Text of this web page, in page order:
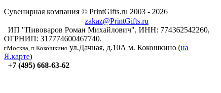
Сувенирная компания © PrintGifts.ru 2003 - 2026
zakaz@PrintGifts.ru
ИП "Пивоваров Роман Михайлович", ИНН: 774362542260,
ОГРНИП: 317774600467740.
г.Москва, п.Кокошкино ул.Дачная, д.10А м. Кокошкино (на
Я.карте)
+7 (495) 668-63-62